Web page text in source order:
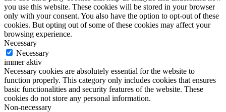
you use this website. These cookies will be stored in your browser
only with your consent. You also have the option to opt-out of these
cookies. But opting out of some of these cookies may affect your
browsing experience.
Necessary
Necessary
immer aktiv
Necessary cookies are absolutely essential for the website to
function properly. This category only includes cookies that ensures
basic functionalities and security features of the website. These
cookies do not store any personal information.
Non-necessary